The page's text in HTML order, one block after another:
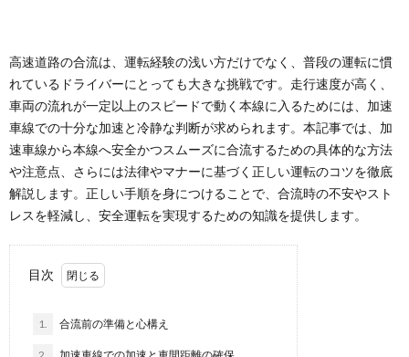
高速道路の合流は、運転経験の浅い方だけでなく、普段の運転に慣
れているドライバーにとっても大きな挑戦です。走行速度が高く、
車両の流れが一定以上のスピードで動く本線に入るためには、加速
車線での十分な加速と冷静な判断が求められます。本記事では、加
速車線から本線へ安全かつスムーズに合流するための具体的な方法
や注意点、さらには法律やマナーに基づく正しい運転のコツを徹底
解説します。正しい手順を身につけることで、合流時の不安やスト
レスを軽減し、安全運転を実現するための知識を提供します。
目次
1. 合流前の準備と心構え